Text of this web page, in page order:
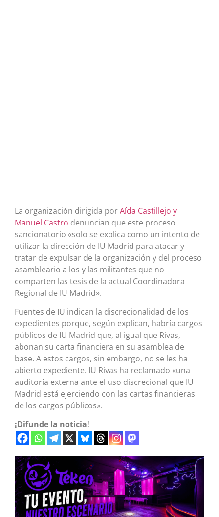
La organización dirigida porAída Castillejo y
Manuel Castro denuncian que este proceso
sancionatorio «solo se explica como un intento de
utilizar la dirección de IU Madrid para atacar y
tratar de expulsar de la organización y del proceso
asambleario a los y las militantes que no
comparten las tesis de la actual Coordinadora
Regional de IU Madrid».
Fuentes de IU indican la discrecionalidad de los
expedientes porque, según explican, habría cargos
públicos de IU Madrid que, al igual que Rivas,
abonan su carta financiera en su asamblea de
base. A estos cargos, sin embargo, no se les ha
abierto expediente. IU Rivas ha reclamado «una
auditoría externa ante el uso discrecional que IU
Madrid está ejerciendo con las cartas financieras
de los cargos públicos».
¡Difunde la noticia!